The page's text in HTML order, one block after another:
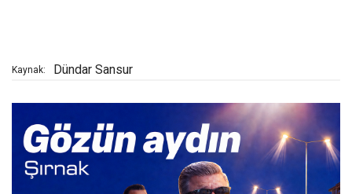
Kaynak: Dündar Sansur